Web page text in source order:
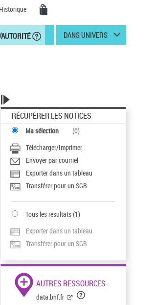
Historique
DANS UNIVERS
RÉCUPÉRER LES NOTICES
Ma sélection (0)
Télécharger/Imprimer
Envoyer par courriel
Exporter dans un tableau
Transférer pour un SGB
Tous les résultats(1)
Exporter dans un tableau
Transférer pour un SGB
AUTRES RESSOURCES
data.bnf.fr